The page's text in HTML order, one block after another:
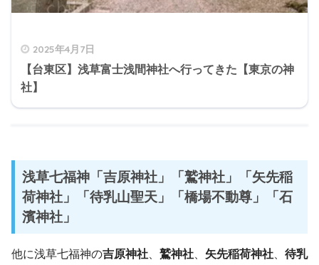
2025年4月7日
【台東区】浅草富士浅間神社へ行ってきた【東京の神
社】
浅草七福神「吉原神社」「鷲神社」「矢先稲
荷神社」「待乳山聖天」「橋場不動尊」「石
濱神社」
他に浅草七福神の吉原神社 鷲神社 矢先稲荷神社
待乳